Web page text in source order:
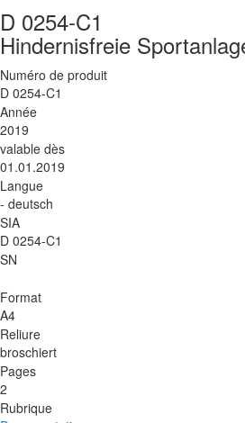
D 0254-C1
Hindernisfreie
Numéro de produit
D 0254-C1
Année
2019
valable dès
01.01.2019
Langue
- deutsch
SIA
D 0254-C1
SN
Format
A4
Reliure
broschiert
Pages
2
Rubrique